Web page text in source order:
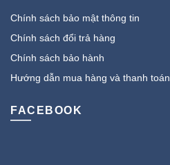
Chính sách bảo mật thông tin
Chính sách đổi trả hàng
Chính sách bảo hành
Hướng dẫn mua hàng và thanh toán
FACEBOOK